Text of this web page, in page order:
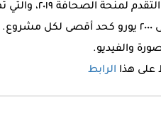
تعلن مجلة
مشاريع صحفية بميزانية تصل إلى ٢٠٠٠
والفيديو.
على هذا الرابط